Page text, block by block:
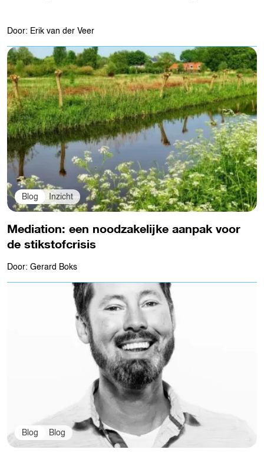
Door: Erik van der Veer
Blog Inzicht
Mediation: een noodzakelijke aanpak voor
de stikstofcrisis
Door: Gerard Boks
Blog Blog